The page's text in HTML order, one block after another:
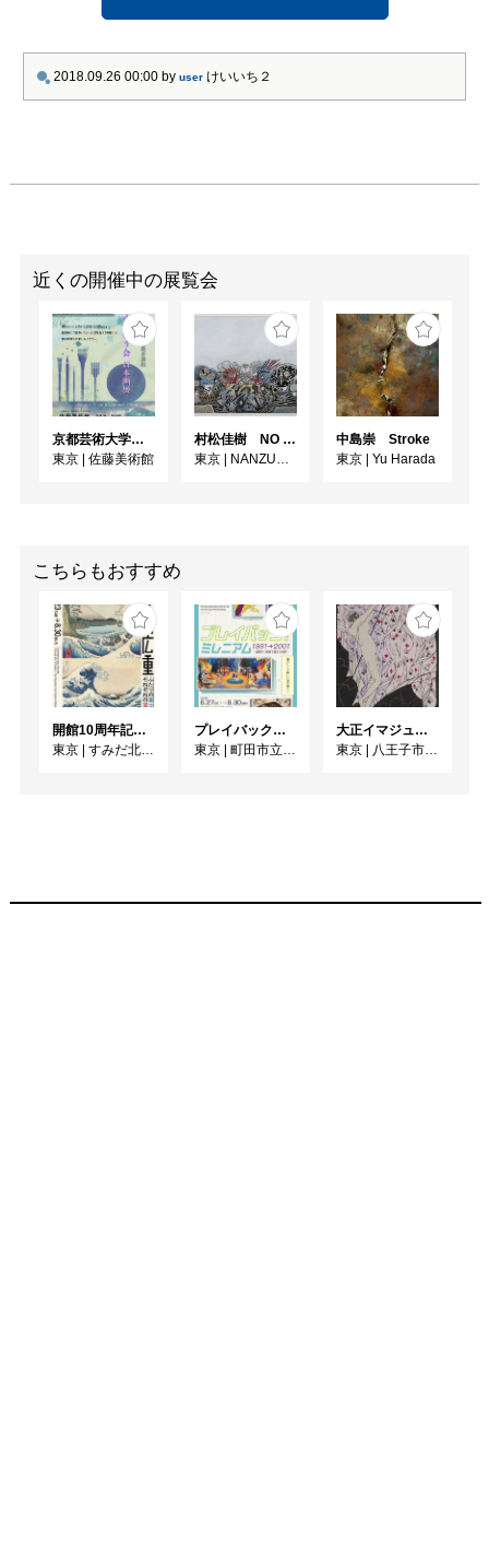
2018.09.26 00:00 by user けいいち２
近くの開催中の展覧会
京都芸術大学通信教育課程 ゆうゆう会日本画展
東京
佐藤美術館
村松佳樹 NO SEQUENCE
東京
NANZUKA UNDERGROUND
中島崇 Stroke
東京
Yu Harada
こちらもおすすめ
開館10周年記念 「北斎 広重 ふたりの富士、それぞれの富士」
東京
すみだ北斎美術館
プレイバック！ミレニアム1991→2001 版画が／版画で越えた境界
東京
町田市立国際版画美術館
大正イマジュリィの世界
東京
八王子市夢美術館